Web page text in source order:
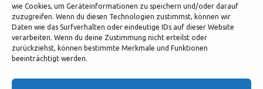
wie Cookies, um Geräteinformationen zu speichern und/oder darauf
zuzugreifen. Wenn du diesen Technologien zustimmst, können wir
Daten wie das Surfverhalten oder eindeutige IDs auf dieser Website
verarbeiten. Wenn du deine Zustimmung nicht erteilst oder
zurückziehst, können bestimmte Merkmale und Funktionen
beeinträchtigt werden.
Diese Webseite enthält Inhalte und Medien, die ganz oder
teilweise KI-unterstützt erstellt oder bearbeitet wurden.
nicht ausdrücklich anders gekennzeichnet – ausschließlich